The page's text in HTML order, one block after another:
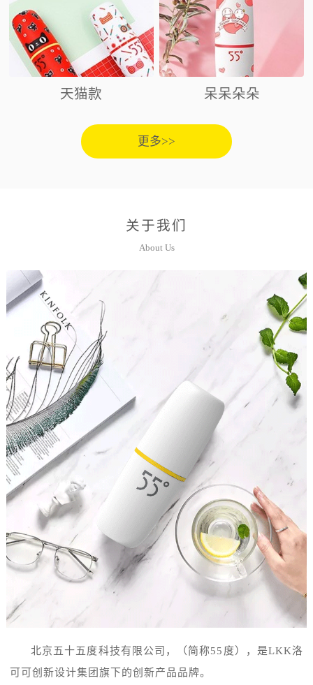
天猫款 呆呆朵朵
更多>>
关于我们
About Us
北京五十五度科技有限公司，（简称55度），是LKK洛
可可创新设计集团旗下的创新产品品牌。